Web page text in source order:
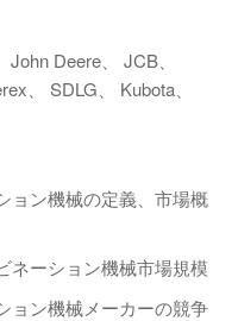
Deere、 JCB、
、 SDLG、 Kubota、
ョン機械の定義、市場概
ネーション機械市場規模
ョン機械メーカーの競争